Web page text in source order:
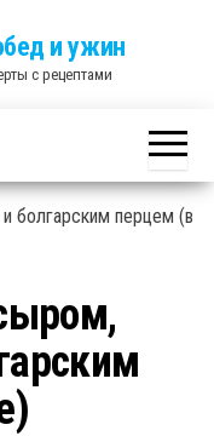
и ужин
с рецептами